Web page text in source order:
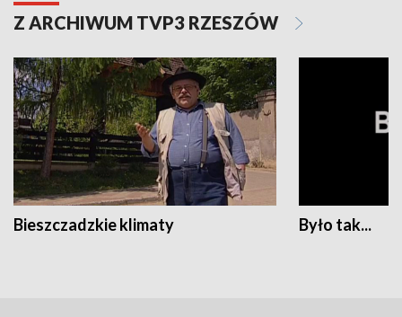
Z ARCHIWUM TVP3 RZESZÓW
Bieszczadzkie klimaty Było tak...